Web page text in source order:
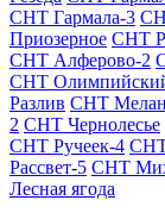
СНТ Гармала-3
Приозерное СНТ
СНТ Алферово-2
СНТ
Разлив СНТ
2 СНТ Чернолесье
СНТ Ручеек-4 СНТ
Рассвет-5 СНТ
Лесная ягода